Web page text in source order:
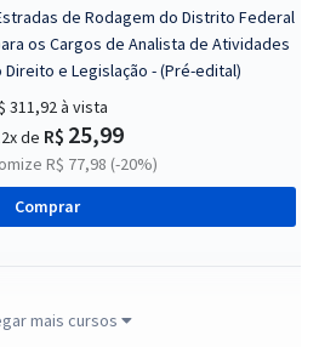
de Rodagem do Distrito Federal
os Cargos de Analista de Atividades
e Legislação - (Pré-edital)
311,92à vista
de R$ 25,99
R$ 77,98 (-20%)
Comprar
de Rodagem do Distrito Federal
mais cursos